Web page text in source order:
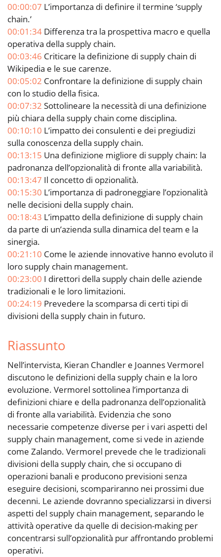
00:00:07 L’importanza di definire il termine ‘supply
chain.’
00:01:34 Differenza tra la prospettiva macro e quella
operativa della supply chain.
00:03:46 Criticare la definizione di supply chain di
Wikipedia e le sue carenze.
00:05:02 Confrontare la definizione di supply chain
con lo studio della fisica.
00:07:32 Sottolineare la necessità di una definizione
più chiara della supply chain come disciplina.
00:10:10 L’impatto dei consulenti e dei pregiudizi
sulla conoscenza della supply chain.
00:13:15 Una definizione migliore di supply chain: la
padronanza dell’opzionalità di fronte alla variabilità.
00:13:47 Il concetto di opzionalità.
00:15:30 L’importanza di padroneggiare l’opzionalità
nelle decisioni della supply chain.
00:18:43 L’impatto della definizione di supply chain
da parte di un’azienda sulla dinamica del team e la
sinergia.
00:21:10 Come le aziende innovative hanno evoluto il
loro supply chain management.
00:23:00 I direttori della supply chain delle aziende
tradizionali e le loro limitazioni.
00:24:19 Prevedere la scomparsa di certi tipi di
divisioni della supply chain in futuro.
Riassunto
Nell’intervista, Kieran Chandler e Joannes Vermorel
discutono le definizioni della supply chain e la loro
evoluzione. Vermorel sottolinea l’importanza di
definizioni chiare e della padronanza dell’opzionalità
di fronte alla variabilità. Evidenzia che sono
necessarie competenze diverse per i vari aspetti del
supply chain management, come si vede in aziende
come Zalando. Vermorel prevede che le tradizionali
divisioni della supply chain, che si occupano di
operazioni banali e producono previsioni senza
eseguire decisioni, scompariranno nei prossimi due
decenni. Le aziende dovranno specializzarsi in diversi
aspetti del supply chain management, separando le
attività operative da quelle di decision-making per
concentrarsi sull’opzionalità pur affrontando problemi
operativi.